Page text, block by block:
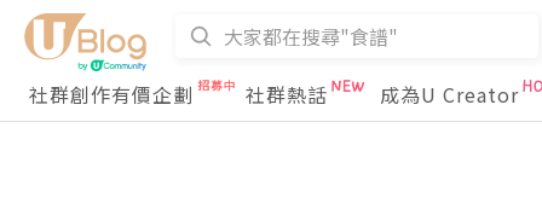
社群創作有價企劃 社群熱話 成為U Creator